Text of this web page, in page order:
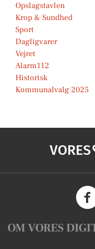
Opslagstavlen
Krop & Sundhed
Sport
Dagligvarer
Vejret
Alarm112
Historisk
Kommunalvalg 2025
VORES
OM VORES